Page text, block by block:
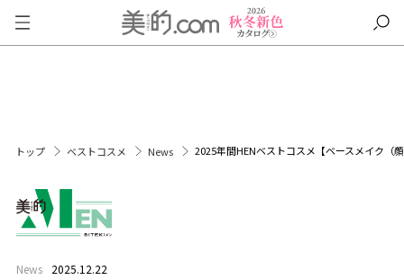
トップ ベストコスメ News 2025年間HENベストコスメ【ベースメイク（
News 2025.12.22